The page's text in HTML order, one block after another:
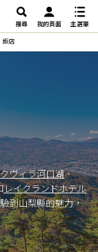
搜尋 我的頁面
主選單
飯店
ヴィラ河口湖、
レイクランドホテル
到山梨縣的魅力，